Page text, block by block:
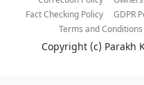
Fact Checking Policy
GDPR
Terms and Conditions
Copyright (c) Parakh